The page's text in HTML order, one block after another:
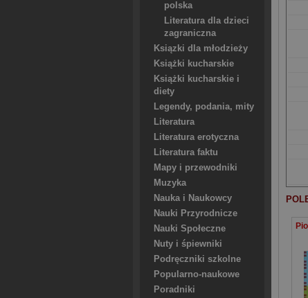
polska
Literatura dla dzieci
zagraniczna
Ksiązki dla młodzieży
Książki kucharskie
Książki kucharskie i
diety
Legendy, podania, mity
Literatura
Literatura erotyczna
Literatura faktu
Mapy i przewodniki
Muzyka
Nauka i Naukowcy
Nauki Przyrodnicze
Nauki Społeczne
Nuty i śpiewniki
Podręczniki szkolne
Popularno-naukowe
Poradniki